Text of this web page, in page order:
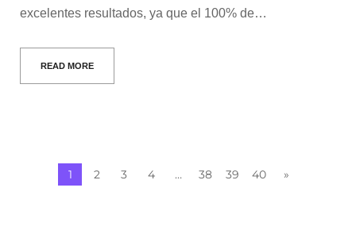
excelentes resultados, ya que el 100% de…
READ MORE
1 2 3 4 … 38 39 40 »